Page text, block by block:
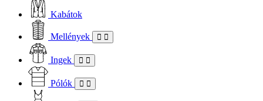
Kabátok
Mellények
Ingek
Pólók